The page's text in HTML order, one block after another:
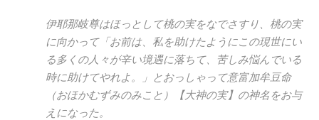
伊耶那岐尊はほっとして桃の実をなでさすり、桃の実
に向かって「お前は、私を助けたようにこの現世にい
る多くの人々が辛い境遇に落ちて、苦しみ悩んでいる
時に助けてやれよ。」とおっしゃって意富加牟豆命
（おほかむずみのみこと）【大神の実】の神名をお与
えになった。